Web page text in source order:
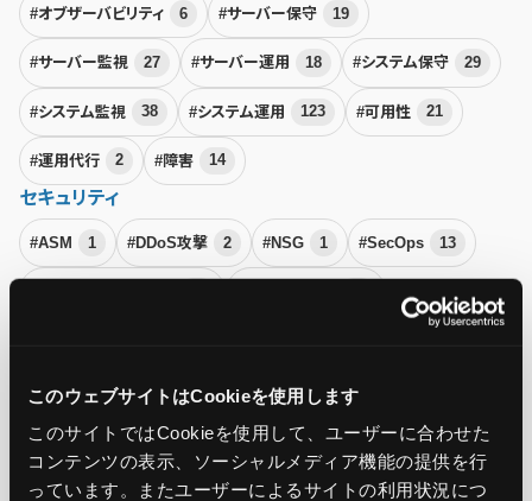
このウェブサイトはCookieを使用します
このサイトではCookieを使用して、ユーザーに合わせた
コンテンツの表示、ソーシャルメディア機能の提供を行
っています。またユーザーによるサイトの利用状況につ
#オブザーバビリティ 6 #サーバー保守 19
#サーバー監視 27 #サーバー運用 18 #システム保守 29
#システム監視 38 #システム運用 123 #可用性 21
#運用代行 2 #障害 14
セキュリティ
#ASM 1 #DDoS攻撃 2 #NSG 1 #SecOps 13
#脆弱性診断 5
Microsoft Azure
#Azure 174 #Azure Local 1 #Azure Monitor 7